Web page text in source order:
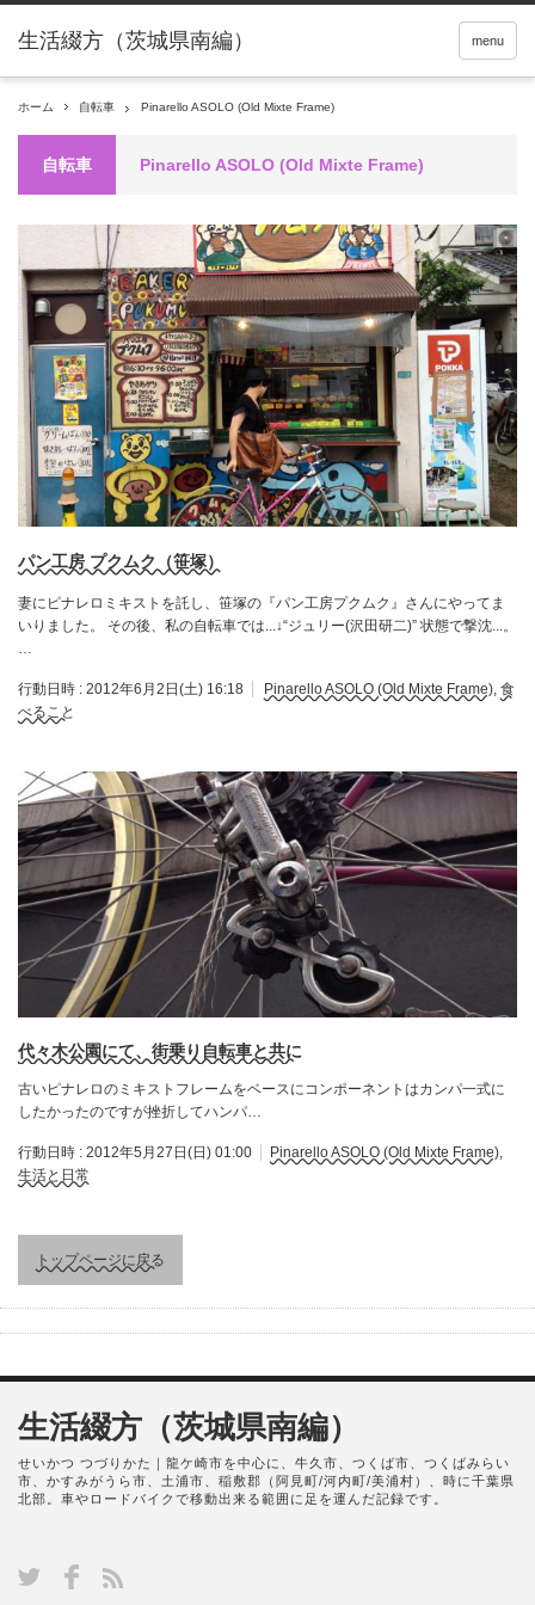
menu
ホーム 自転車 Pinarello ASOLO (Old Mixte Frame)
自転車 Pinarello ASOLO (Old Mixte Frame)
パン工房 プクムク（笹塚）
妻にピナレロミキストを託し、笹塚の『パン工房プクムク』さんにやってま
いりました。 その後、私の自転車では...↓“ジュリー(沢田研二)” 状態で撃沈...。
…
行動日時 : 2012年6月2日(土) 16:18 Pinarello ASOLO (Old Mixte Frame), 食
べること
代々木公園にて、街乗り自転車と共に
古いピナレロのミキストフレームをベースにコンポーネントはカンパ一式に
したかったのですが挫折してハンパ…
行動日時 : 2012年5月27日(日) 01:00 Pinarello ASOLO (Old Mixte Frame)
生活と日常
トップページに戻る
生活綴方（茨城県南編）
せいかつ つづりかた｜龍ケ崎市を中心に、牛久市、つくば市、つくばみらい
市、かすみがうら市、土浦市、稲敷郡（阿見町/河内町/美浦村）、時に千葉県
北部。車やロードバイクで移動出来る範囲に足を運んだ記録です。